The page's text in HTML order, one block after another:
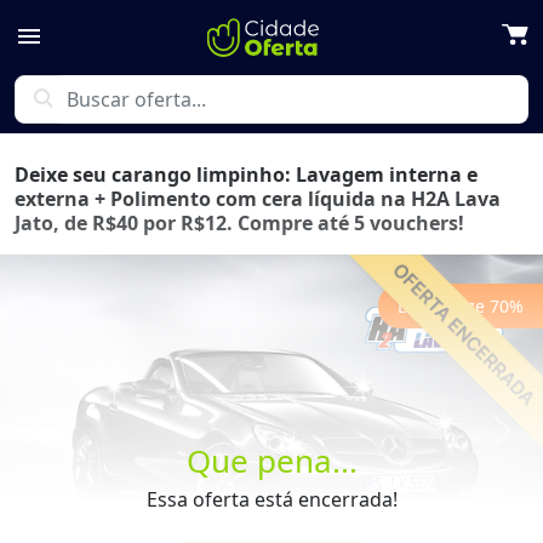
menu
search
Que pena...
Essa oferta está encerrada!
Deixe seu carango limpinho: Lavagem interna e
externa + Polimento com cera líquida na H2A Lava
Jato, de R$40 por R$12. Compre até 5 vouchers!
Economize 70%
Previous